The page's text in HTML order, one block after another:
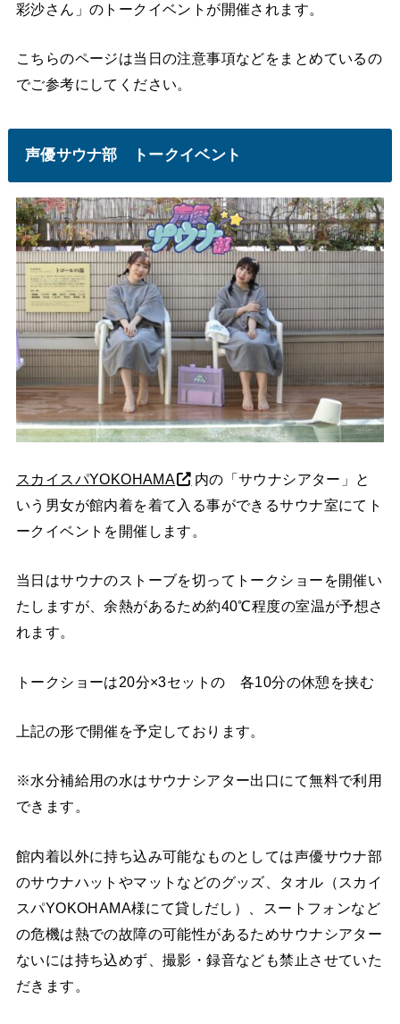
彩沙さん」のトークイベントが開催されます。
こちらのページは当日の注意事項などをまとめているの
でご参考にしてください。
声優サウナ部 トークイベント
スカイスパYOKOHAMA
内の「サウナシアター」と
いう男女が館内着を着て入る事ができるサウナ室にてト
ークイベントを開催します。
当日はサウナのストーブを切ってトークショーを開催い
たしますが、余熱があるため約40℃程度の室温が予想さ
れます。
トークショーは20分×3セットの 各10分の休憩を挟む
上記の形で開催を予定しております。
※水分補給用の水はサウナシアター出口にて無料で利用
できます。
館内着以外に持ち込み可能なものとしては声優サウナ部
のサウナハットやマットなどのグッズ、タオル（スカイ
スパYOKOHAMA様にて貸しだし）、スートフォンなど
の危機は熱での故障の可能性があるためサウナシアター
ないには持ち込めず、撮影・録音なども禁止させていた
だきます。